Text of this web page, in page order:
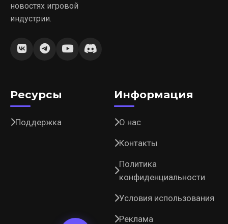
новостях игровой
индустрии.
Ресурсы
Поддержка
Информация
О нас
Контакты
Политика
конфиденциальности
Условия использования
Реклама